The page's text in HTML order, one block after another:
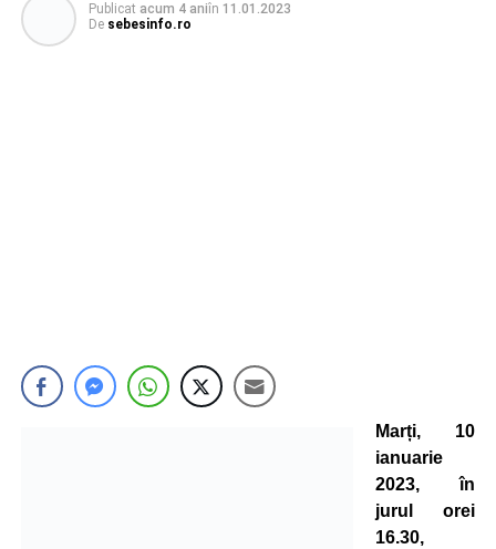
Publicat acum 4 aniîn 11.01.2023
De sebesinfo.ro
Marți, 10
ianuarie
2023, în
jurul orei
16.30,